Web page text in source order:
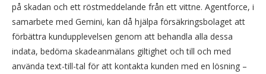
på skadan och ett röstmeddelande från ett vittne. Agentforce, i
samarbete med Gemini, kan då hjälpa försäkringsbolaget att
förbättra kundupplevelsen genom att behandla alla dessa
indata, bedöma skadeanmälans giltighet och till och med
använda text-till-tal för att kontakta kunden med en lösning –